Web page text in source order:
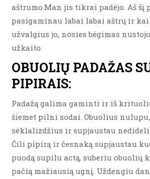
aštrumo.Man jis tikrai padėjo. Aš šį
pasigaminau labai labai aštrų ir kai
užvalgius jo, nosies bėgimas
užkaito.
OBUOLIŲ PADAŽAS
PIPIRAIS:
Padažą galima gaminti ir iš
šiemet pilni sodai. Obuolius
sėklalizdžius ir supjaustau
Čili pipirą ir česnaką supjaustau
puodą supilu actą, suberiu obuolių
pačią mažiausią ugnį. Uždengiu